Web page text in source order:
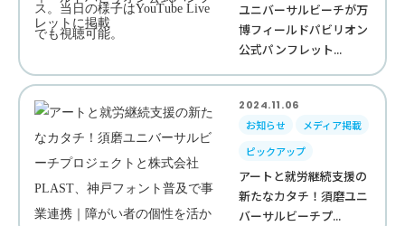
ユニバーサルビーチが万
博フィールドパビリオン
公式パンフレット...
2024.11.06
お知らせ
メディア掲載
ピックアップ
アートと就労継続支援の
新たなカタチ！須磨ユニ
バーサルビーチプ...